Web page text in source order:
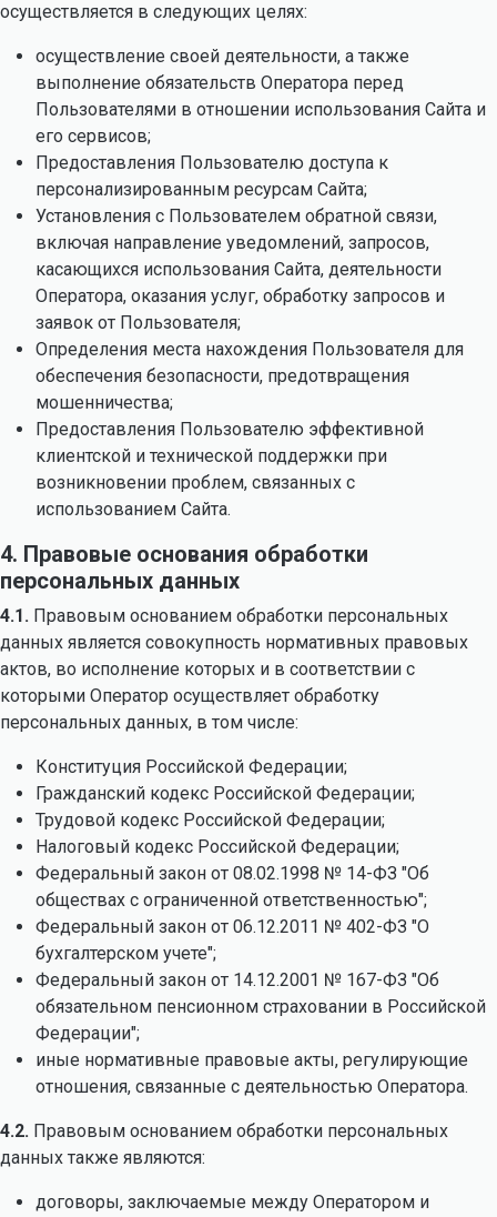
осуществляется в следующих целях:
осуществление своей деятельности, а также
выполнение обязательств Оператора перед
Пользователями в отношении использования Сайта и
его сервисов;
Предоставления Пользователю доступа к
персонализированным ресурсам Сайта;
Установления с Пользователем обратной связи,
включая направление уведомлений, запросов,
касающихся использования Сайта, деятельности
Оператора, оказания услуг, обработку запросов и
заявок от Пользователя;
Определения места нахождения Пользователя для
обеспечения безопасности, предотвращения
мошенничества;
Предоставления Пользователю эффективной
клиентской и технической поддержки при
возникновении проблем, связанных с
использованием Сайта.
4. Правовые основания обработки
персональных данных
4.1. Правовым основанием обработки персональных
данных является совокупность нормативных правовых
актов, во исполнение которых и в соответствии с
которыми Оператор осуществляет обработку
персональных данных, в том числе:
Конституция Российской Федерации;
Гражданский кодекс Российской Федерации;
Трудовой кодекс Российской Федерации;
Налоговый кодекс Российской Федерации;
Федеральный закон от 08.02.1998 № 14-ФЗ "Об
обществах с ограниченной ответственностью";
Федеральный закон от 06.12.2011 № 402-ФЗ "О
бухгалтерском учете";
Федеральный закон от 14.12.2001 № 167-ФЗ "Об
обязательном пенсионном страховании в Российской
Федерации";
иные нормативные правовые акты, регулирующие
отношения, связанные с деятельностью Оператора.
4.2. Правовым основанием обработки персональных
данных также являются:
договоры, заключаемые между Оператором и